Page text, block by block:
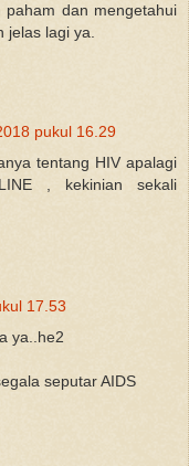
dan mengetahui
jelas lagi ya.
pukul 16.29
tentang HIV apalagi
, kekinian sekali
17.53
ya..he2
seputar AIDS